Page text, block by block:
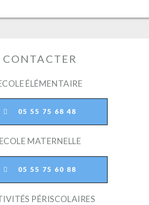
CONTACTER
ÉLÉMENTAIRE
05 55 75 68 48
ECOLE MATERNELLE
05 55 75 60 88
PÉRISCOLAIRES